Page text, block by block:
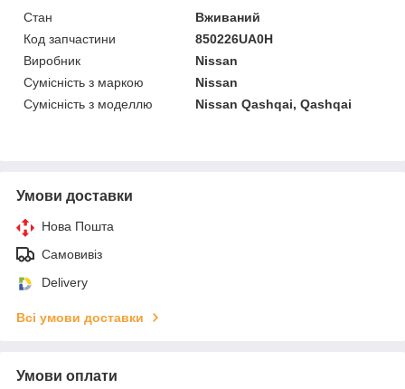
Стан
Вживаний
Код запчастини
850226UA0H
Виробник
Nissan
Сумісність з маркою
Nissan
Сумісність з моделлю
Nissan Qashqai, Qashqai
Умови доставки
Нова Пошта
Самовивіз
Delivery
Всі умови доставки
Умови оплати